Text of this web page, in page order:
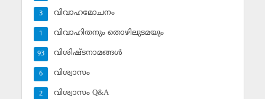
വിവാഹമോചനം
3
വിവാഹിതനും തൊഴിലുടമയും
1
വിശിഷ്ടനാമങ്ങള്‍
93
വിശ്വാസം
6
വിശ്വാസം Q&A
2